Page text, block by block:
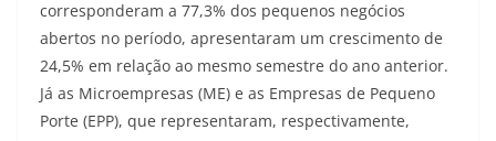
corresponderam a 77,3% dos pequenos negócios
abertos no período, apresentaram um crescimento de
24,5% em relação ao mesmo semestre do ano anterior.
Já as Microempresas (ME) e as Empresas de Pequeno
Porte (EPP), que representaram, respectivamente,